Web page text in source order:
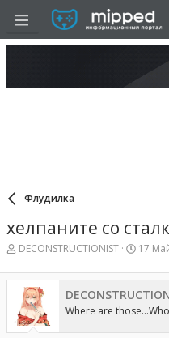
Флудилка
хелпаните со
А
т
о
р
т
е
DECONSTRUCTIONIST
Д
т
н
а
17
Where are